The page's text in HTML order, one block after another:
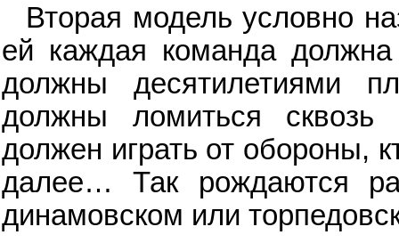
Вторая модель условно
ей каждая команда
должны десятилетиями
должны ломиться сквозь
должен играть от обороны,
далее… Так рождаются
динамовском или